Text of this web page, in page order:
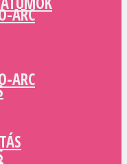
ARC
ARC